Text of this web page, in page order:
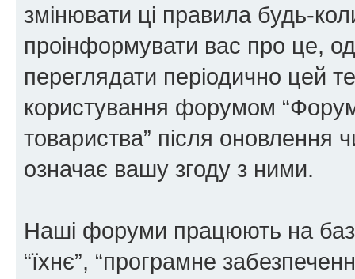
змінювати ці правила будь-
проінформувати вас про це,
переглядати періодично цей
користування форумом
товариства” після оновлення
означає вашу згоду з ними.
Наші форуми працюють на
“їхнє”, “програмне